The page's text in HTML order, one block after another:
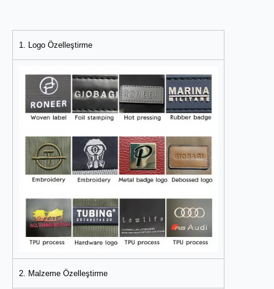
1. Logo Özelleştirme
2. Malzeme Özelleştirme